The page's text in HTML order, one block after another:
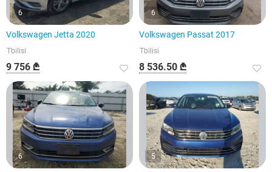
6
Volkswagen Jetta 2020
Tbilisi
9 756 ₾
6
Volkswagen Passat 2017
Tbilisi
8 536.50 ₾
6 5